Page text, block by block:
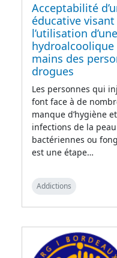
Acceptabilité
éducative
l’utilisation
hydroalcoolique
mains des
drogues
Les personnes qui
font face à de
manque d’hygiène
infections de la
bactériennes ou
est une étape…
Addictions